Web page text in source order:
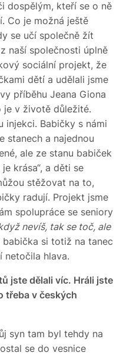
dospělým, kteří se o ně
Co je možná ještě
se učí společně žít
naší společnosti úplně
sociální projekt, že
dětí a udělali jsme
příběhu Jeana Giona
v životě důležité.
injekci. Babičky s námi
stanech a najednou
ale ze stanu babiček
krása“, a děti se
stěžovat na to,
radují. Projekt jsme
spolupráce se seniory
nevíš, tak se toč, ale
babička si totiž na tanec
netočila hlava.
jste dělali víc. Hráli jste
třeba v českých
syn tam byl tehdy na
se do vesnice